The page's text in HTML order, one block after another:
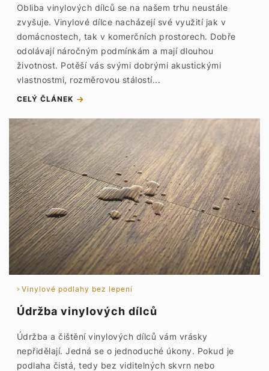
Obliba vinylových dílců se na našem trhu neustále
zvyšuje. Vinylové dílce nacházejí své využití jak v
domácnostech, tak v komerčních prostorech. Dobře
odolávají náročným podmínkám a mají dlouhou
životnost. Potěší vás svými dobrými akustickými
vlastnostmi, rozměrovou stálostí...
CELÝ ČLÁNEK
Vinylové podlahy bez lepení
Údržba vinylových dílců
Údržba a čištění vinylových dílců vám vrásky
nepřidělají. Jedná se o jednoduché úkony. Pokud je
podlaha čistá, tedy bez viditelných skvrn nebo